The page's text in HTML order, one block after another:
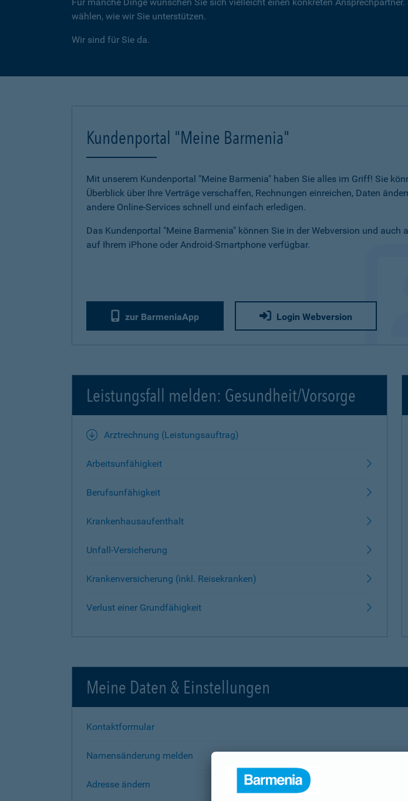
wählen, wie wir Sie unterstützen.
Wir sind für Sie da.
Kundenportal "Meine Barmenia"
Mit unserem Kundenportal "Meine Barmenia" haben Sie alles im Griff! Sie
Überblick über Ihre Verträge verschaffen, Rechnungen einreichen, Daten
andere Online-Services schnell und einfach erledigen.
Das Kundenportal "Meine Barmenia" können Sie in der Webversion und auch
auf Ihrem iPhone oder Android-Smartphone verfügbar.
zur BarmeniaApp Login Webversion
Leistungsfall melden: Gesundheit/Vorsorge
Arztrechnung (Leistungsauftrag)
Arbeitsunfähigkeit
Berufsunfähigkeit
Krankenhausaufenthalt
Unfall-Versicherung
Krankenversicherung (inkl. Reisekranken)
Verlust einer Grundfähigkeit
Meine Daten & Einstellungen
Kontaktformular
Namensänderung melden
Adresse ändern